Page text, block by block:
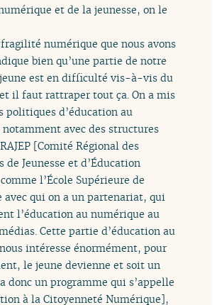
et de la jeunesse, on le
numérique que nous avons
bien qu’une partie de notre
est en difficulté vis-à-vis du
il faut rattraper tout ça. On a mis
politiques d’éducation au
avec des structures
[Comité Régional des
de Jeunesse et d’Éducation
l’École Supérieure de
avec qui on a un partenariat, qui
l’éducation au numérique au
Cette partie d’éducation au
intéresse énormément, pour
le jeune devienne et soit un
donc un programme qui s’appelle
à la Citoyenneté Numérique],